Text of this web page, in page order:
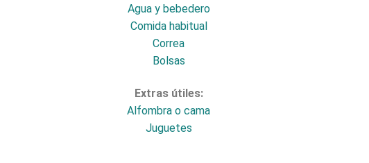
Agua y bebedero
Comida habitual
Correa
Bolsas
Extras útiles:
Alfombra o cama
Juguetes